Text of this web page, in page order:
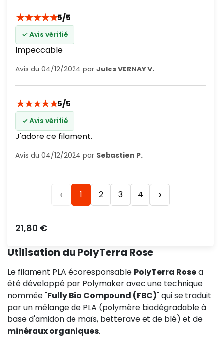
★★★★★5/5
✓ Avis vérifié
Impeccable
Avis du 04/12/2024 par Jules VERNAY V.
★★★★★5/5
✓ Avis vérifié
J'adore ce filament.
Avis du 04/12/2024 par Sebastien P.
‹ 1 2 3 4 ›
Prix
21,80 €
Utilisation du PolyTerra Rose
Le filament PLA écoresponsable PolyTerra Rosea
été développé par Polymaker avec une technique
nommée "Fully Bio Compound (FBC)" qui se traduit
par un mélange de PLA (polymère biodégradable à
base d'amidon de maïs, betterave et de blé) et de
minéraux organiques.